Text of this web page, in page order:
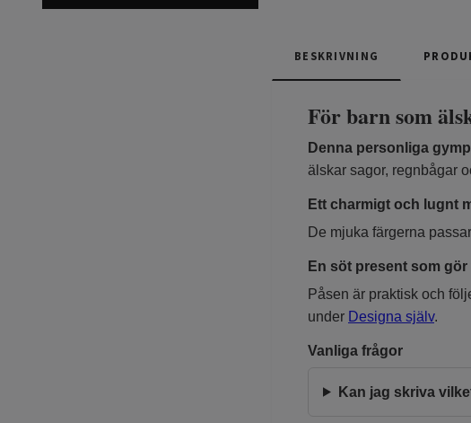
BESKRIVNING
För barn som
Denna personliga
älskar sagor, regnbågar
Ett charmigt och lugnt
De mjuka färgerna
En söt present som
Påsen är praktisk och
under Designa själv.
Vanliga frågor
Kan jag skriva